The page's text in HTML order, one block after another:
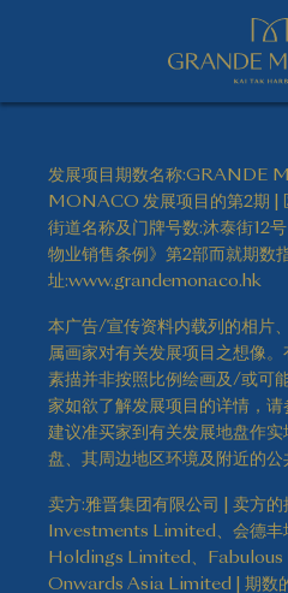
发展项目期数名称:GRANDE
MONACO 发展项目的第2期 |
街道名称及门牌号数:沐泰街12
物业销售条例》第2部而就期数
址:www.grandemonaco.hk
本广告/宣传资料内载列的相片
属画家对有关发展项目之想像
素描并非按照比例绘画及/或可
家如欲了解发展项目的详情，
建议准买家到有关发展地盘作
盘、其周边地区环境及附近的公
卖方:雅晋集团有限公司 | 卖方
Investments Limited、会德丰
Holdings Limited、Fabulous
Onwards Asia Limited | 期数